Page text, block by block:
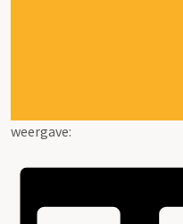
weergave: